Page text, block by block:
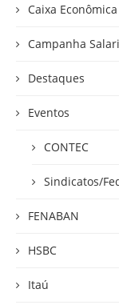
Caixa Econômica
Campanha
Destaques
Eventos
CONTEC
Sindicatos/
FENABAN
HSBC
Itaú